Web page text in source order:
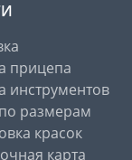
прицепа
инструментов
размерам
красок
карта